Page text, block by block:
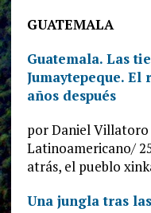
GUATEMALA
Guatemala. Las
Jumaytepeque.
años después
por Daniel Villatoro
Latinoamericano/
atrás, el pueblo
Una jungla tras